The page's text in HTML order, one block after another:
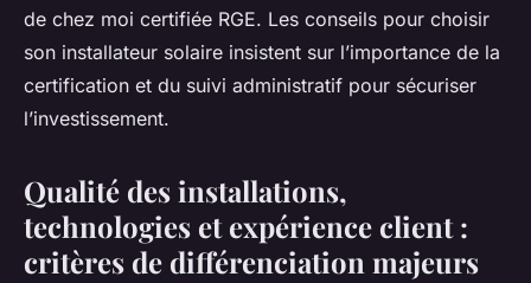
de chez moi certifiée RGE. Les conseils pour choisir
son installateur solaire insistent sur l’importance de la
certification et du suivi administratif pour sécuriser
l’investissement.
Qualité des installations,
technologies et expérience client :
critères de différenciation majeurs